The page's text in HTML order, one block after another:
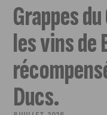
Grappes
les vins de
Ducs.